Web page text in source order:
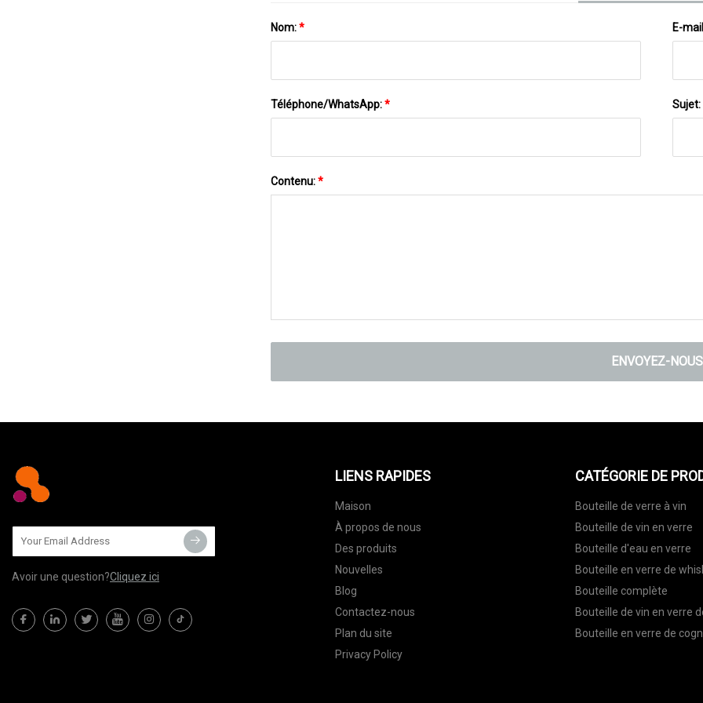
Nom:* E-
Téléphone/WhatsApp:* Sujet:
Contenu:*
ENVOYEZ-NOUS
Avoir une question?Cliquez ici
LIENS RAPIDES
Maison
À propos de nous
Des produits
Nouvelles
Blog
Contactez-nous
Plan du site
Privacy Policy
CATÉGORIE DE
Bouteille de verre à vin
Bouteille de vin en verre
Bouteille d'eau en verre
Bouteille en verre de
Bouteille complète
Bouteille de vin en verre
Bouteille en verre de